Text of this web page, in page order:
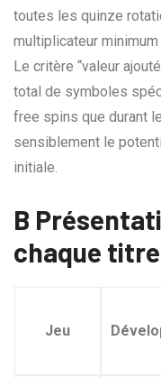
toutes les quinze
multiplicateur
Le critère “valeur
total de symboles
free spins que durant
sensiblement le
initiale.
B
chaque titre
Jeu